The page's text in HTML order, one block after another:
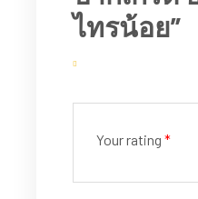
ไทรน้อย”
Your rating *